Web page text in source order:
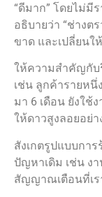
“ดีมาก” โดยไม่มี
อธิบายว่า “ช่างต
ขาด และเปลี่ยนใ
ให้ความสำคัญกับ
เช่น ลูกค้ารายหนึ่
มา 6 เดือน ยังใช้
ให้ดาวสูงลอยอย่า
สังเกตรูปแบบกา
ปัญหาเดิม เช่น ง
สัญญาณเตือนที่เร